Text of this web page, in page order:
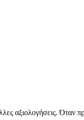
αξιολογήσεις. Όταν